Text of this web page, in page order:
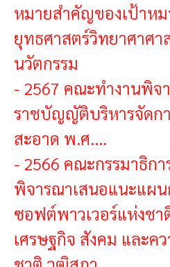
หมายสำคัญของเป้าห
ยุทธศาสตร์วิทยาศาศา
นวัตกรรม
- 2567 คณะทำงานพิจ
ราชบัญญัติบริหารจัดก
สะอาด พ.ศ....
- 2566 คณะกรรมาธิก
พิจารณาเสนอแนะแผน
ซอฟต์พาวเวอร์แห่งช
เศรษฐกิจ สังคม และค